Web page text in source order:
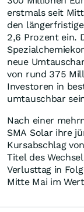
erstmals seit
den
2,6 Prozent ein.
neue
von rund 375
Investoren in
umtauschbar
Nach einer
SMA Solar ihre
Kursabschlag
Titel des
Verlusttag in
Mitte Mai im